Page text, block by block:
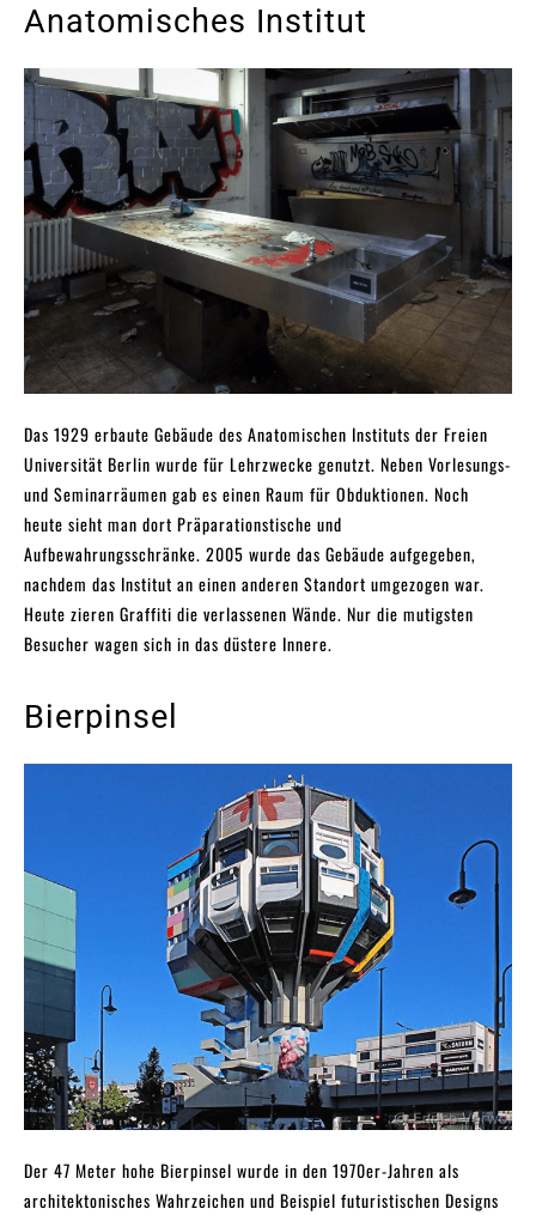
Anatomisches Institut
Das 1929 erbaute Gebäude des Anatomischen Instituts der Freien
Universität Berlin wurde für Lehrzwecke genutzt. Neben Vorlesungs-
und Seminarräumen gab es einen Raum für Obduktionen. Noch
heute sieht man dort Präparationstische und
Aufbewahrungsschränke. 2005 wurde das Gebäude aufgegeben,
nachdem das Institut an einen anderen Standort umgezogen war.
Heute zieren Graffiti die verlassenen Wände. Nur die mutigsten
Besucher wagen sich in das düstere Innere.
Bierpinsel
Der 47 Meter hohe Bierpinsel wurde in den 1970er-Jahren als
architektonisches Wahrzeichen und Beispiel futuristischen Designs